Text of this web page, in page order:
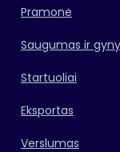
Pramonė
Saugumas ir
Startuoliai
Eksportas
Verslumas